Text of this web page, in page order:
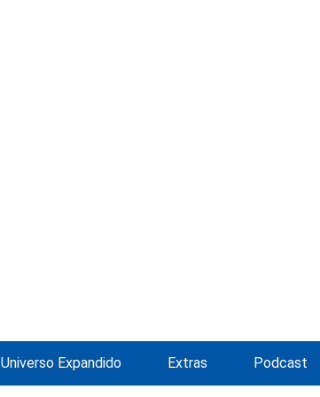
Universo Expandido Extras Podcast